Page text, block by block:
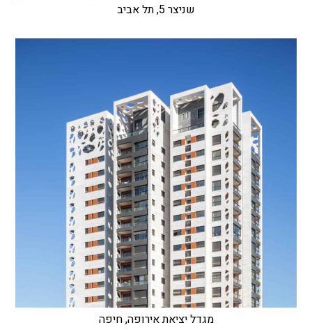
שניצר 5, תל אביב
מגדל יציאת אירופה, חיפה